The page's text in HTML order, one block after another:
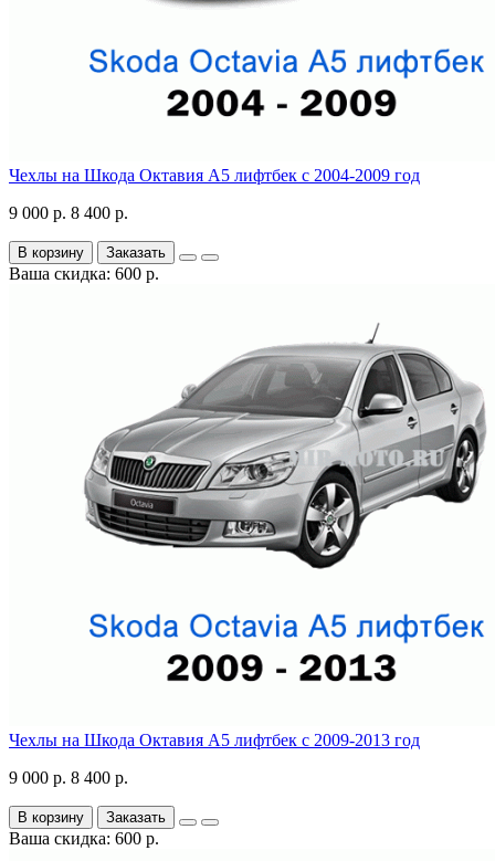
Чехлы на Шкода Октавия А5 лифтбек с 2004-2009 год
9 000 р. 8 400 р.
В корзину Заказать
Ваша скидка: 600 р.
Чехлы на Шкода Октавия А5 лифтбек с 2009-2013 год
9 000 р. 8 400 р.
В корзину Заказать
Ваша скидка: 600 р.